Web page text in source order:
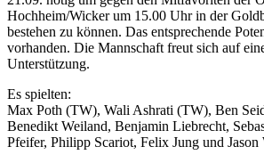
Hochheim/Wicker um 15.00 Uhr in der
bestehen zu können. Das entsprechende
vorhanden. Die Mannschaft freut sich auf
Unterstützung.
Es spielten:
Max Poth (TW), Wali Ashrati (TW), Ben
Benedikt Weiland, Benjamin Liebrecht,
Pfeifer, Philipp Scariot, Felix Jung und Jason